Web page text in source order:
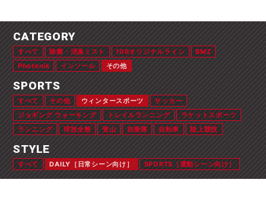
CATEGORY
すべて 除菌・消臭ミスト 106オリジナルライン
BMZ
Photonik
インソール その他
SPORTS
すべて その他 ウィンタースポーツ
サッカー
ジョギング ウォーキング
トレイルランニング
ラケットスポーツ
ランニング
球技全般 登山 自衛隊 自転車 陸上競技
STYLE
すべて DAILY［日常シーン向け］ SPORTS［運動シーン向け］